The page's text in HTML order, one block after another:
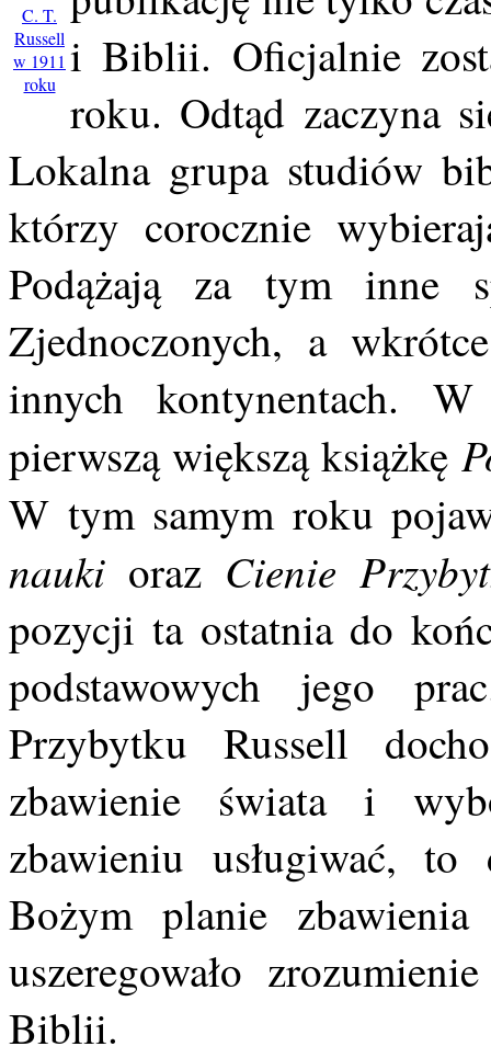
C. T.
Russell
w 1911
roku
i Biblii. Oficjalnie
roku. Odtąd zaczyna
Lokalna grupa studiów
którzy corocznie
Podążają za tym inne
Zjednoczonych, a
innych kontynentach.
pierwszą większą książkę
W tym samym roku
nauki oraz Cienie
pozycji ta ostatnia do
podstawowych jego
Przybytku Russell
zbawienie świata i
zbawieniu usługiwać,
Bożym planie
uszeregowało
Biblii.